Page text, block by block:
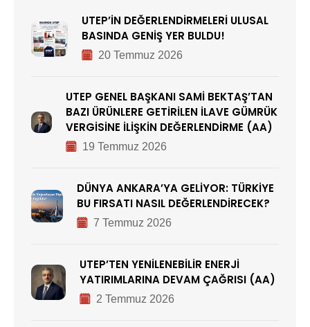
UTEP’İN DEĞERLENDİRMELERİ ULUSAL
BASINDA GENİŞ YER BULDU!
20 Temmuz 2026
UTEP GENEL BAŞKANI SAMİ BEKTAŞ’TAN
BAZI ÜRÜNLERE GETİRİLEN İLAVE GÜMRÜK
VERGİSİNE İLİŞKİN DEĞERLENDİRME (AA)
19 Temmuz 2026
DÜNYA ANKARA’YA GELİYOR: TÜRKİYE
BU FIRSATI NASIL DEĞERLENDİRECEK?
7 Temmuz 2026
UTEP’TEN YENİLENEBİLİR ENERJİ
YATIRIMLARINA DEVAM ÇAĞRISI (AA)
2 Temmuz 2026